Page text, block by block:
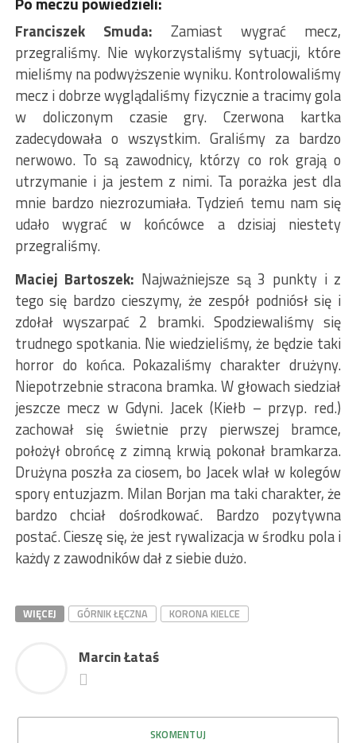
Franciszek Smuda: Zamiast wygrać mecz,
przegraliśmy. Nie wykorzystaliśmy sytuacji, które
mieliśmy na podwyższenie wyniku. Kontrolowaliśmy
mecz i dobrze wyglądaliśmy fizycznie a tracimy gola
w doliczonym czasie gry. Czerwona kartka
zadecydowała o wszystkim. Graliśmy za bardzo
nerwowo. To są zawodnicy, którzy co rok grają o
utrzymanie i ja jestem z nimi. Ta porażka jest dla
mnie bardzo niezrozumiała. Tydzień temu nam się
udało wygrać w końcówce a dzisiaj niestety
przegraliśmy.
Maciej Bartoszek: Najważniejsze są 3 punkty i z
tego się bardzo cieszymy, że zespół podniósł się i
zdołał wyszarpać 2 bramki. Spodziewaliśmy się
trudnego spotkania. Nie wiedzieliśmy, że będzie taki
horror do końca. Pokazaliśmy charakter drużyny.
Niepotrzebnie stracona bramka. W głowach siedział
jeszcze mecz w Gdyni. Jacek (Kiełb – przyp. red.)
zachował się świetnie przy pierwszej bramce,
położył obrońcę z zimną krwią pokonał bramkarza.
Drużyna poszła za ciosem, bo Jacek wlał w kolegów
spory entuzjazm. Milan Borjan ma taki charakter, że
bardzo chciał dośrodkować. Bardzo pozytywna
postać. Cieszę się, że jest rywalizacja w środku pola i
każdy z zawodników dał z siebie dużo.
WIĘCEJ GÓRNIK ŁĘCZNA KORONA KIELCE
Marcin Łataś
SKOMENTUJ